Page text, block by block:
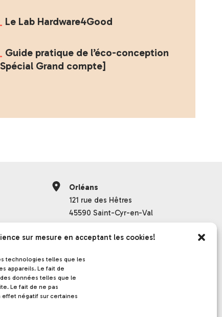
sur mesure en acceptant les cookies!
technologies telles que les
appareils. Le fait de
données telles que le
Le fait de ne pas
négatif sur certaines
Le Lab Hardware4Good
Guide pratique de l’éco-conception
Grand compte]
Orléans
121 rue des Hêtres
45590 Saint-Cyr-en-Val
France
Grenoble
France